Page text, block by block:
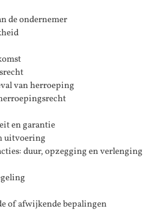
de ondernemer
van herroeping
en garantie
uitvoering
duur, opzegging en verlenging
of afwijkende bepalingen